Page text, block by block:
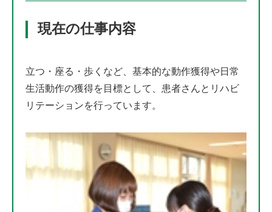
現在の仕事内容
立つ・座る・歩くなど、基本的な動作獲得や日常
生活動作の獲得を目標として、患者さんとリハビ
リテーションを行っています。